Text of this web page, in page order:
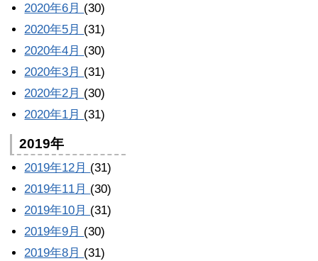
2020年6月 (30)
2020年5月 (31)
2020年4月 (30)
2020年3月 (31)
2020年2月 (30)
2020年1月 (31)
2019年
2019年12月 (31)
2019年11月 (30)
2019年10月 (31)
2019年9月 (30)
2019年8月 (31)